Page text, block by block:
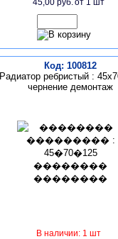
45,00 руб.от 1 шт
Код: 100812
Радиатор ребристый :
чернение демонтаж
В наличии: 1 шт